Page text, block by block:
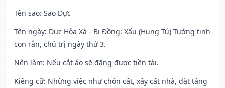
Tên sao: Sao Dực
Tên ngày: Dực Hỏa Xà - Bi Đồng: Xấu (Hung Tú) Tướng tinh
con rắn, chủ trị ngày thứ 3.
Nên làm: Nếu cắt áo sẽ đặng được tiền tài.
Kiêng cữ: Những việc như chôn cất, xây cất nhà, đặt táng